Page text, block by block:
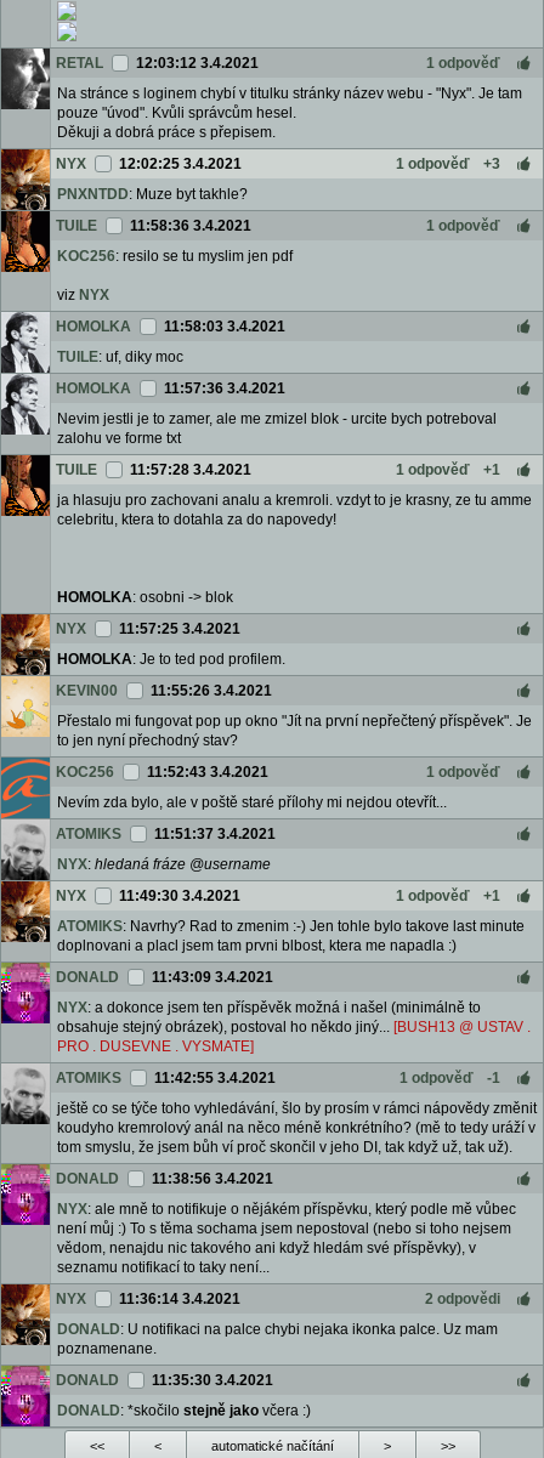
RETAL 12:03:12 3.4.2021
1 odpověď
Na stránce s loginem chybí v titulku stránky název webu - "Nyx". Je tam
pouze "úvod". Kvůli správcům hesel.
Děkuji a dobrá práce s přepisem.
NYX
12:02:25 3.4.2021 1 odpověď
+3
PNXNTDD: Muze byt takhle?
TUILE
11:58:36 3.4.2021
1 odpověď
KOC256: resilo se tu myslim jen pdf
viz NYX
HOMOLKA
11:58:03 3.4.2021
TUILE: uf, diky moc
HOMOLKA
11:57:36 3.4.2021
Nevim jestli je to zamer, ale me zmizel blok - urcite bych potreboval
zalohu ve forme txt
TUILE
11:57:28 3.4.2021 1 odpověď
+1
ja hlasuju pro zachovani analu a kremroli. vzdyt to je krasny, ze tu amme
celebritu, ktera to dotahla za do napovedy!
HOMOLKA: osobni -> blok
NYX
11:57:25 3.4.2021
HOMOLKA: Je to ted pod profilem.
KEVIN00
11:55:26 3.4.2021
Přestalo mi fungovat pop up okno "Jít na první nepřečtený příspěvek". Je
to jen nyní přechodný stav?
KOC256
11:52:43 3.4.2021
1 odpověď
Nevím zda bylo, ale v poště staré přílohy mi nejdou otevřít...
ATOMIKS
11:51:37 3.4.2021
NYX: hledaná fráze @username
NYX
11:49:30 3.4.2021 1 odpověď
+1
ATOMIKS: Navrhy? Rad to zmenim :-) Jen tohle bylo takove last minute
doplnovani a placl jsem tam prvni blbost, ktera me napadla :)
DONALD
11:43:09 3.4.2021
NYX: a dokonce jsem ten příspěvěk možná i našel (minimálně to
obsahuje stejný obrázek), postoval ho někdo jiný... [BUSH13 @ USTAV .
PRO . DUSEVNE . VYSMATE]
ATOMIKS
11:42:55 3.4.2021 1 odpověď
-1
ještě co se týče toho vyhledávání, šlo by prosím v rámci nápovědy změnit
koudyho kremrolový anál na něco méně konkrétního? (mě to tedy uráží v
tom smyslu, že jsem bůh ví proč skončil v jeho DI, tak když už, tak už).
DONALD
11:38:56 3.4.2021
NYX: ale mně to notifikuje o nějákém příspěvku, který podle mě vůbec
není můj :) To s těma sochama jsem nepostoval (nebo si toho nejsem
vědom, nenajdu nic takového ani když hledám své příspěvky), v
seznamu notifikací to taky není...
NYX
11:36:14 3.4.2021
2 odpovědi
DONALD: U notifikaci na palce chybi nejaka ikonka palce. Uz mam
poznamenane.
DONALD
11:35:30 3.4.2021
DONALD: *skočilo stejně jako včera :)
<< < automatické načítání > >>